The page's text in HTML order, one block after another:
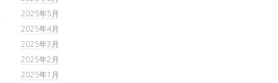
2025年5月
2025年4月
2025年3月
2025年2月
2025年1月